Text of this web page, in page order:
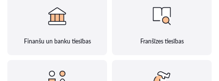
Finanšu un banku tiesības Franšīzes tiesības